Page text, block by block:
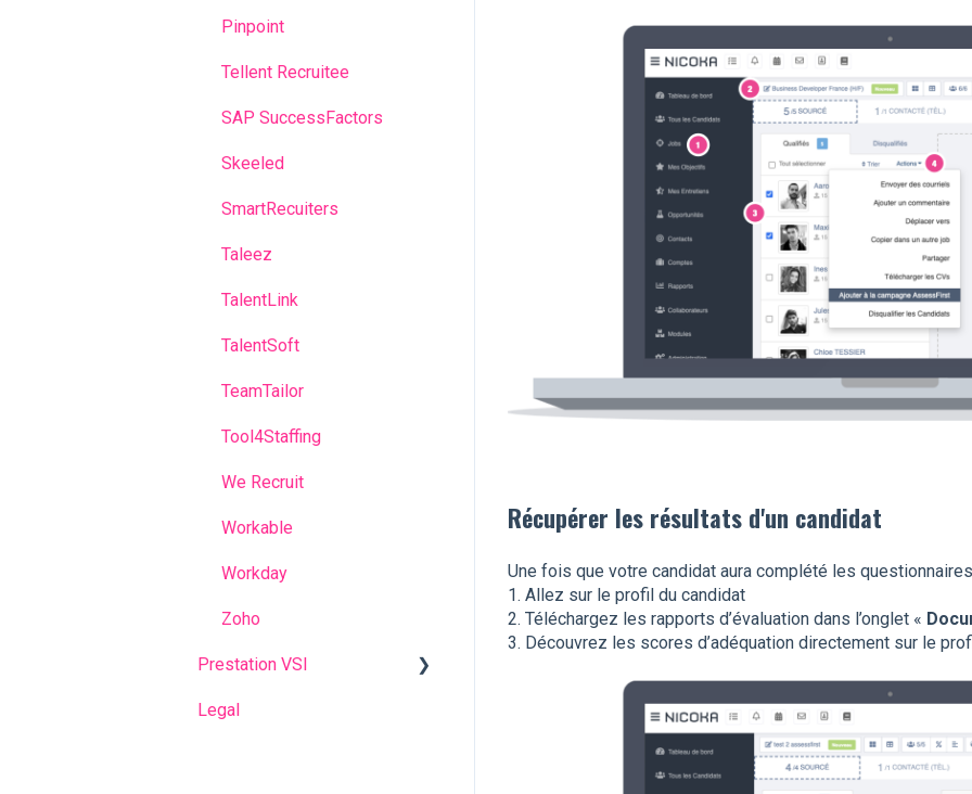
Récupérer les résultats d'un candidat
Une fois que votre candidat aura complété les
1. Allez sur le profil du candidat
2. Téléchargez les rapports d’évaluation dans l’onglet «
3. Découvrez les scores d’adéquation directement sur le
Pinpoint
Tellent Recruitee
SAP SuccessFactors
Skeeled
SmartRecuiters
Taleez
TalentLink
TalentSoft
TeamTailor
Tool4Staffing
We Recruit
Workable
Workday
Zoho
Prestation VSI
Je suis formateur - Les
Legal